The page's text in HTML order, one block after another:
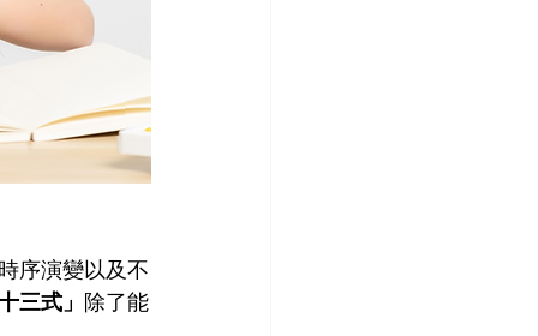
序演變以及不
三式」 除了能